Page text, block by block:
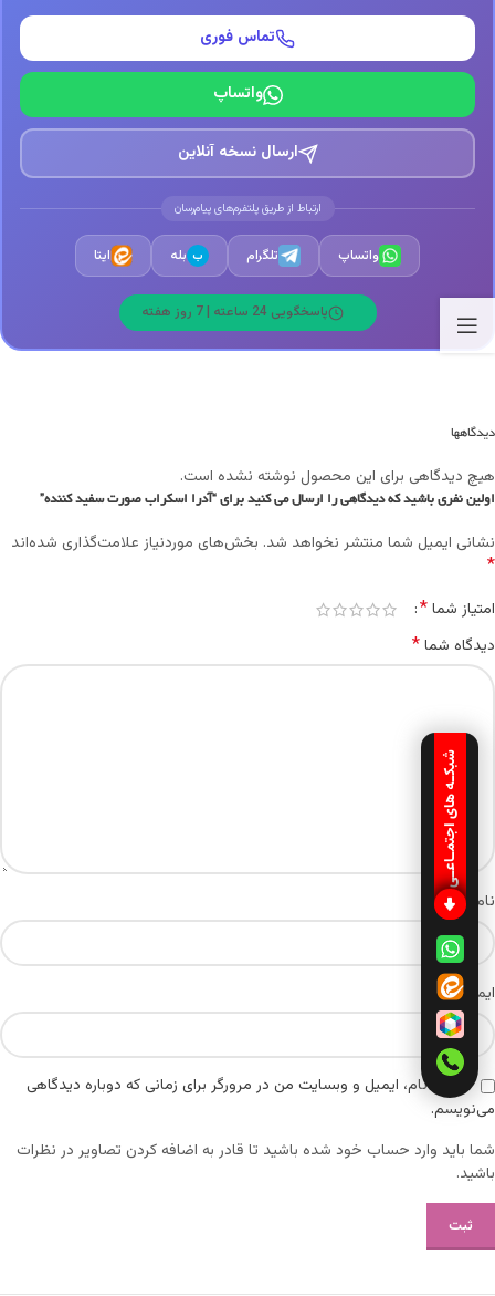
تماس فوری
واتساپ
ارسال نسخه آنلاین
ارتباط از طریق پلتفرم‌های پیام‌رسان
واتساپ تلگرام ب بله ایتا
پاسخگویی 24 ساعته | 7 روز هفته
دیدگاهها
هیچ دیدگاهی برای این محصول نوشته نشده است.
اولین نفری باشید که دیدگاهی را ارسال می کنید برای “آدرا اسکراب صورت سفيد کننده”
نشانی ایمیل شما منتشر نخواهد شد. بخش‌های موردنیاز علامت‌گذاری شده‌اند
*
امتیاز شما*
دیدگاه شما*
نام *
ایمیل*
ذخیره نام، ایمیل و وبسایت من در مرورگر برای زمانی که دوباره دیدگاهی
می‌نویسم.
شما باید وارد حساب خود شده باشید تا قادر به اضافه کردن تصاویر در نظرات
باشید.
شبکـه های اجتمـاعـی